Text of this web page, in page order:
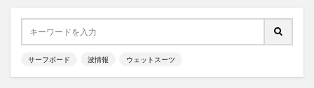
サーフボード 波情報 ウェットスーツ